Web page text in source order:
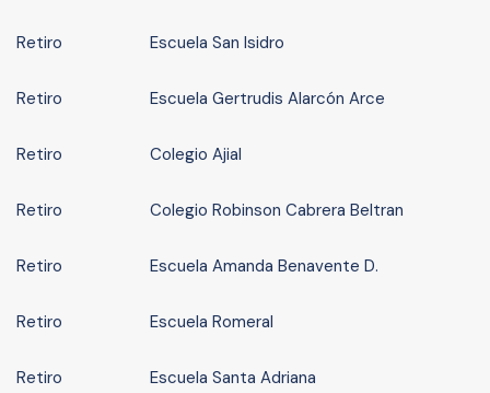
Retiro Escuela San Isidro
Retiro Escuela Gertrudis Alarcón Arce
Retiro Colegio Ajial
Retiro Colegio Robinson Cabrera Beltran
Retiro Escuela Amanda Benavente D.
Retiro Escuela Romeral
Retiro Escuela Santa Adriana